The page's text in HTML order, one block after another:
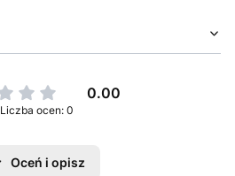
0.00
Liczba ocen: 0
Oceń i opisz